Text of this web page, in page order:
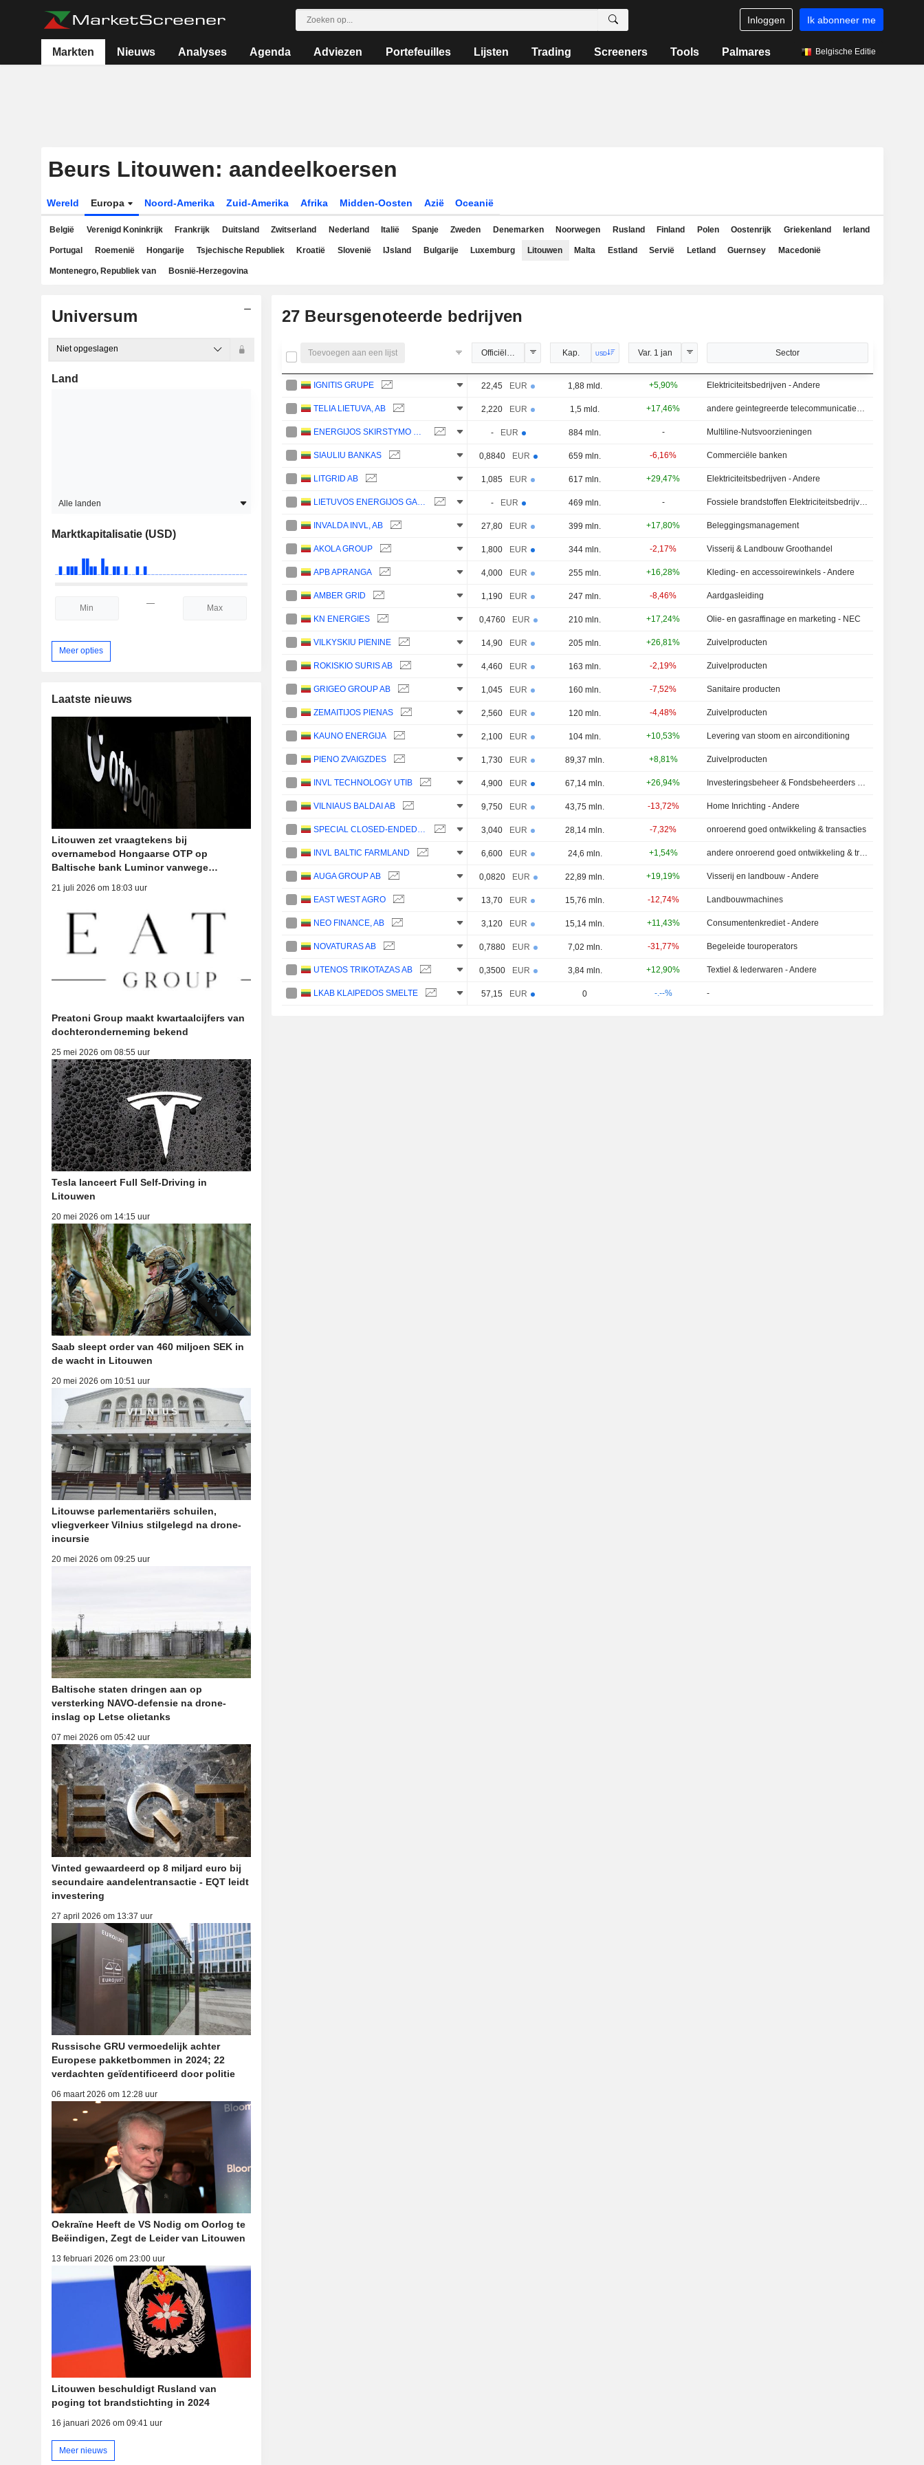
Inloggen Ik abonneer me
Markten Nieuws Analyses Agenda Adviezen Portefeuilles Lijsten Trading Screeners Tools Palmares Belgische Editie
Beurs Litouwen: aandeelkoersen
Wereld Europa Noord-Amerika Zuid-Amerika Afrika Midden-Oosten Azië Oceanië
België Verenigd Koninkrijk Frankrijk Duitsland Zwitserland Nederland Italië Spanje Zweden Denemarken Noorwegen Rusland Finland Polen Oostenrijk Griekenland Ierland
Portugal Roemenië Hongarije Tsjechische Republiek Kroatië Slovenië IJsland Bulgarije Luxemburg Litouwen Malta Estland Servië Letland Guernsey Macedonië
Montenegro, Republiek van Bosnië-Herzegovina
Universum
Niet opgeslagen
Land
Alle landen
Marktkapitalisatie (USD)
—
Meer opties
Laatste nieuws
Litouwen zet vraagtekens bij
overnamebod Hongaarse OTP op
Baltische bank Luminor vanwege
21 juli 2026 om 18:03 uur
Preatoni Group maakt kwartaalcijfers van
dochteronderneming bekend
25 mei 2026 om 08:55 uur
Tesla lanceert Full Self-Driving in
Litouwen
20 mei 2026 om 14:15 uur
Saab sleept order van 460 miljoen SEK in
de wacht in Litouwen
20 mei 2026 om 10:51 uur
Litouwse parlementariërs schuilen,
vliegverkeer Vilnius stilgelegd na drone-
incursie
20 mei 2026 om 09:25 uur
Baltische staten dringen aan op
versterking NAVO-defensie na drone-
inslag op Letse olietanks
07 mei 2026 om 05:42 uur
Vinted gewaardeerd op 8 miljard euro bij
secundaire aandelentransactie - EQT leidt
investering
27 april 2026 om 13:37 uur
Russische GRU vermoedelijk achter
Europese pakketbommen in 2024; 22
verdachten geïdentificeerd door politie
06 maart 2026 om 12:28 uur
Oekraïne Heeft de VS Nodig om Oorlog te
Beëindigen, Zegt de Leider van Litouwen
13 februari 2026 om 23:00 uur
Litouwen beschuldigt Rusland van
poging tot brandstichting in 2024
16 januari 2026 om 09:41 uur
Meer nieuws
27 Beursgenoteerde bedrijven
Toevoegen aan een lijst Officiële koers Kap. USD Var. 1 jan Sector
IGNITIS GRUPE 22,45 EUR 1,88 mld. +5,90% Elektriciteitsbedrijven - Andere
TELIA LIETUVA, AB 2,220 EUR 1,5 mld. +17,46% andere geintegreerde telecommunicatiediensten
ENERGIJOS SKIRSTYMO OPERATORIUS - EUR 884 mln. - Multiline-Nutsvoorzieningen
SIAULIU BANKAS 0,8840 EUR 659 mln. -6,16% Commerciële banken
LITGRID AB 1,085 EUR 617 mln. +29,47% Elektriciteitsbedrijven - Andere
LIETUVOS ENERGIJOS GAMYBA AB - EUR 469 mln. - Fossiele brandstoffen Elektriciteitsbedrijven
INVALDA INVL, AB 27,80 EUR 399 mln. +17,80% Beleggingsmanagement
AKOLA GROUP 1,800 EUR 344 mln. -2,17% Visserij & Landbouw Groothandel
APB APRANGA 4,000 EUR 255 mln. +16,28% Kleding- en accessoirewinkels - Andere
AMBER GRID 1,190 EUR 247 mln. -8,46% Aardgasleiding
KN ENERGIES 0,4760 EUR 210 mln. +17,24% Olie- en gasraffinage en marketing - NEC
VILKYSKIU PIENINE 14,90 EUR 205 mln. +26,81% Zuivelproducten
ROKISKIO SURIS AB 4,460 EUR 163 mln. -2,19% Zuivelproducten
GRIGEO GROUP AB 1,045 EUR 160 mln. -7,52% Sanitaire producten
ZEMAITIJOS PIENAS 2,560 EUR 120 mln. -4,48% Zuivelproducten
KAUNO ENERGIJA 2,100 EUR 104 mln. +10,53% Levering van stoom en airconditioning
PIENO ZVAIGZDES 1,730 EUR 89,37 mln. +8,81% Zuivelproducten
INVL TECHNOLOGY UTIB 4,900 EUR 67,14 mln. +26,94% Investeringsbeheer & Fondsbeheerders - Andere
VILNIAUS BALDAI AB 9,750 EUR 43,75 mln. -13,72% Home Inrichting - Andere
SPECIAL CLOSED-ENDED TYPE REAL ESTATE INVESTMENT COMPANY INVL BALTIC REAL ESTATE 3,040 EUR 28,14 mln. -7,32% onroerend goed ontwikkeling & transacties
INVL BALTIC FARMLAND 6,600 EUR 24,6 mln. +1,54% andere onroerend goed ontwikkeling & transacties
AUGA GROUP AB 0,0820 EUR 22,89 mln. +19,19% Visserij en landbouw - Andere
EAST WEST AGRO 13,70 EUR 15,76 mln. -12,74% Landbouwmachines
NEO FINANCE, AB 3,120 EUR 15,14 mln. +11,43% Consumentenkrediet - Andere
NOVATURAS AB 0,7880 EUR 7,02 mln. -31,77% Begeleide touroperators
UTENOS TRIKOTAZAS AB 0,3500 EUR 3,84 mln. +12,90% Textiel & lederwaren - Andere
LKAB KLAIPEDOS SMELTE 57,15 EUR 0 -.--% -